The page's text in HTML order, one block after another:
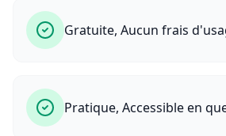
Gratuite, Aucun frais
Pratique, Accessible en